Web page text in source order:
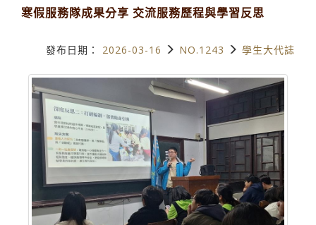
寒假服務隊成果分享 交流服務歷程與學習反思
發布日期： 2026-03-16 NO.1243 學生大代誌